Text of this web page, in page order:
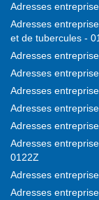
Adresses
Adresses
et de tubercules -
Adresses
Adresses
Adresses
Adresses
Adresses
Adresses
0122Z
Adresses
Adresses